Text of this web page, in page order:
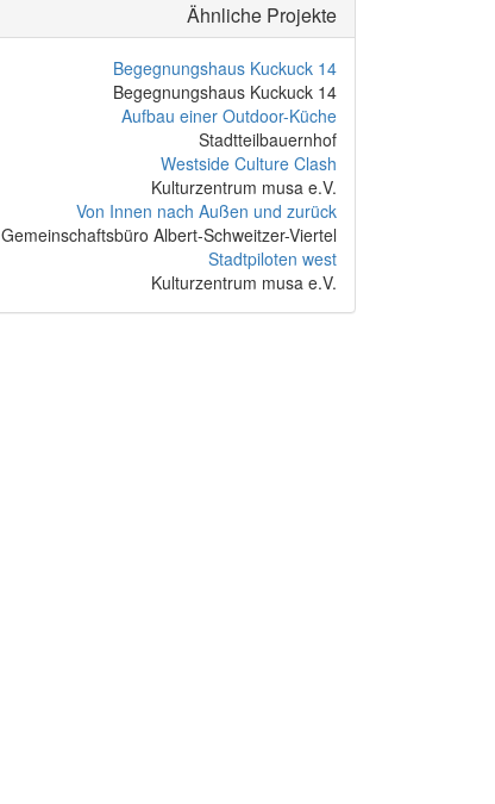
Ähnliche Projekte
Begegnungshaus Kuckuck 14
Begegnungshaus Kuckuck 14
Aufbau einer Outdoor-Küche
Stadtteilbauernhof
Westside Culture Clash
Kulturzentrum musa e.V.
Von Innen nach Außen und zurück
Gemeinschaftsbüro Albert-Schweitzer-Viertel
Stadtpiloten west
Kulturzentrum musa e.V.